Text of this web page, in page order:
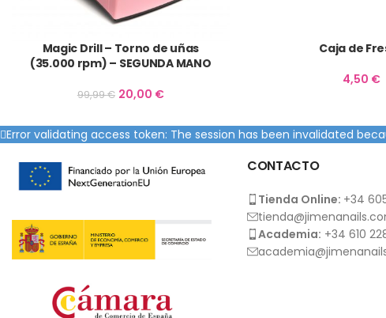
Magic Drill – Torno de uñas
(35.000 rpm) – SEGUNDA MANO
99,99€ 20,00 €
Caja de
4,50 €
Error validating access token: The session has been invalidated
CONTACTO
Tienda Online: +34
Academia: +34 610